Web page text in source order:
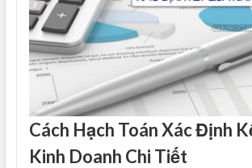
Cách Hạch Toán Xác Định
Kinh Doanh Chi Tiết